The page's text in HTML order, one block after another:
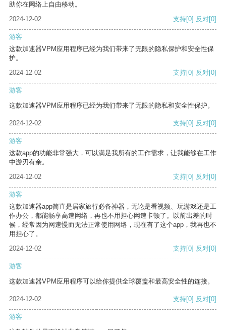
助你在网络上自由移动。
2024-12-02
支持[0] 反对[0]
游客
这款加速器VPM应用程序已经为我们带来了无限的隐私保护和安全性保
护。
2024-12-02
支持[0] 反对[0]
游客
这款加速器VPM应用程序已经为我们带来了无限的隐私和安全性保护。
2024-12-02 支持[0] 反对[0]
游客
这款app的功能非常强大，可以满足我所有的工作需求，让我能够在工作
中游刃有余。
2024-12-02
支持[0] 反对[0]
游客
这款加速器app简直是居家旅行必备神器，无论是看视频、玩游戏还是工
作办公，都能畅享高速网络，再也不用担心网速卡顿了。以前出差的时
候，经常因为网速慢而无法正常使用网络，现在有了这个app，我再也不
用担心了。
2024-12-02
支持[0] 反对[0]
游客
这款加速器VPM应用程序可以给你提供全球覆盖和最高安全性的连接。
2024-12-02 支持[0] 反对[0]
游客